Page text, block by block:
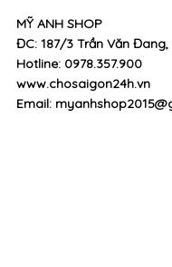
MỸ ANH SHOP
ĐC: 187/3 Trần Văn Đang,
Hotline: 0978.357.900
www.chosaigon24h.vn
Email: